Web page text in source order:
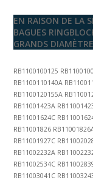
EN RAISON DE LA
BAGUES
GRANDS
RB1100100125
RB1100110140A
RB1100120155A
RB11001423A
RB11001624C
RB11001826
RB11001927C
RB11002232A
RB11002534C
RB11003041C